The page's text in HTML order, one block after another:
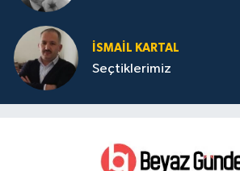
İSMAIL KARTAL
Seçtiklerimiz